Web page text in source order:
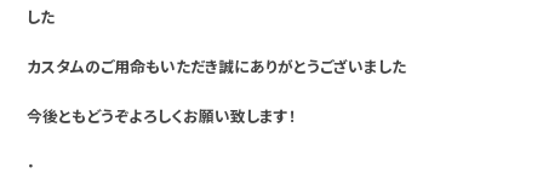
した
カスタムのご用命もいただき誠にありがとうございました
今後ともどうぞよろしくお願い致します！
・